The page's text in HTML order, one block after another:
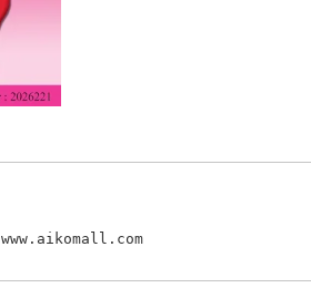
www.aikomall.com